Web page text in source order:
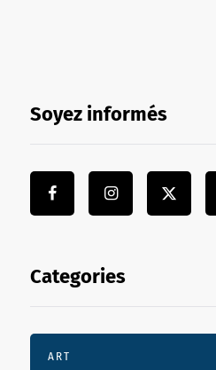
Soyez informés
Categories
ART